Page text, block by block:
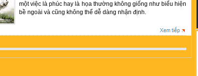
một việc là phúc hay là họa thường không giống như biểu hiện
bề ngoài và cũng không thể dễ dàng nhận định.